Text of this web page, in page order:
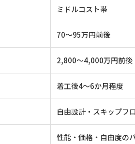
ミドルコスト帯
70〜95万円前後
2,800〜4,000万円前後
着工後4〜6か月程度
自由設計・スキップフ
性能・価格・自由度の